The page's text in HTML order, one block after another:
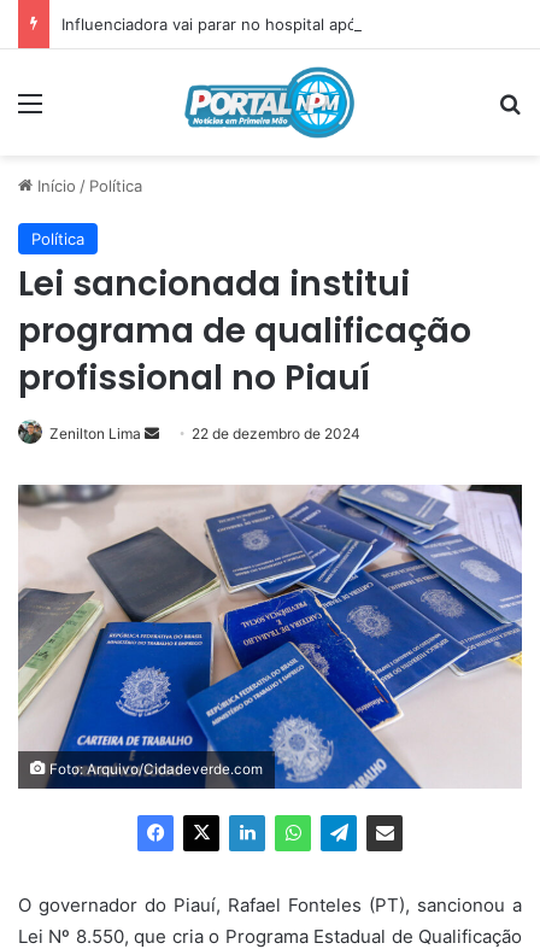
Início / Política
Política
Lei sancionada institui
programa de qualificação
profissional no Piauí
Zenilton Lima
Mande
mail
22 de dezembro de 2024
Foto: Arquivo/Cidadeverde.com
O governador do Piauí, Rafael Fonteles (PT), sancionou a
Lei Nº 8.550, que cria o Programa Estadual de Qualificação